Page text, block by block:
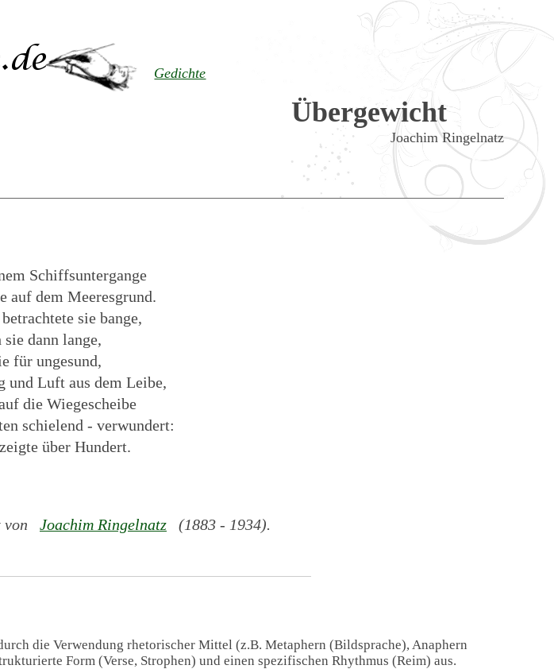
Gedichte
Übergewicht
Joachim Ringelnatz
Schiffsuntergange
auf dem Meeresgrund.
sie bange,
sie dann lange,
für ungesund,
und Luft aus dem Leibe,
die Wiegescheibe
schielend - verwundert:
über Hundert.
von Joachim Ringelnatz(1883 - 1934).
die Verwendung rhetorischer Mittel (z.B. Metaphern (Bildsprache), Anaphern
Form (Verse, Strophen) und einen spezifischen Rhythmus (Reim) aus.